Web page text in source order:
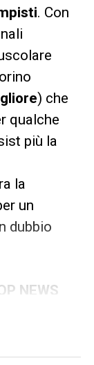
. Con
) che
qualche
più la
la
un
dubbio
NEWS